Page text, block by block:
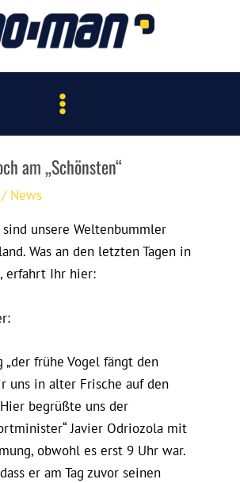
Main
Menu
am „Schönsten“
/ News
unsere Weltenbummler
Was an den letzten Tagen in
erfahrt Ihr hier:
frühe Vogel fängt den
uns in alter Frische auf den
begrüßte uns der
Javier Odriozola mit
obwohl es erst 9 Uhr war.
er am Tag zuvor seinen